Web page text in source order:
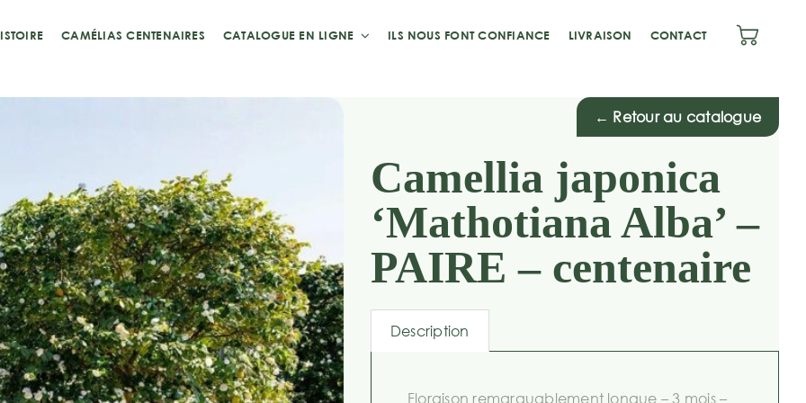
CAMÉLIAS CENTENAIRES CATALOGUE EN LIGNE ILS NOUS FONT CONFIANCE LIVRAISON CONTACT
← Retour au catalogue
Camellia japonica
‘Mathotiana Alba’ –
PAIRE – centenaire
Description
Floraison remarquablement longue – 3 mois –